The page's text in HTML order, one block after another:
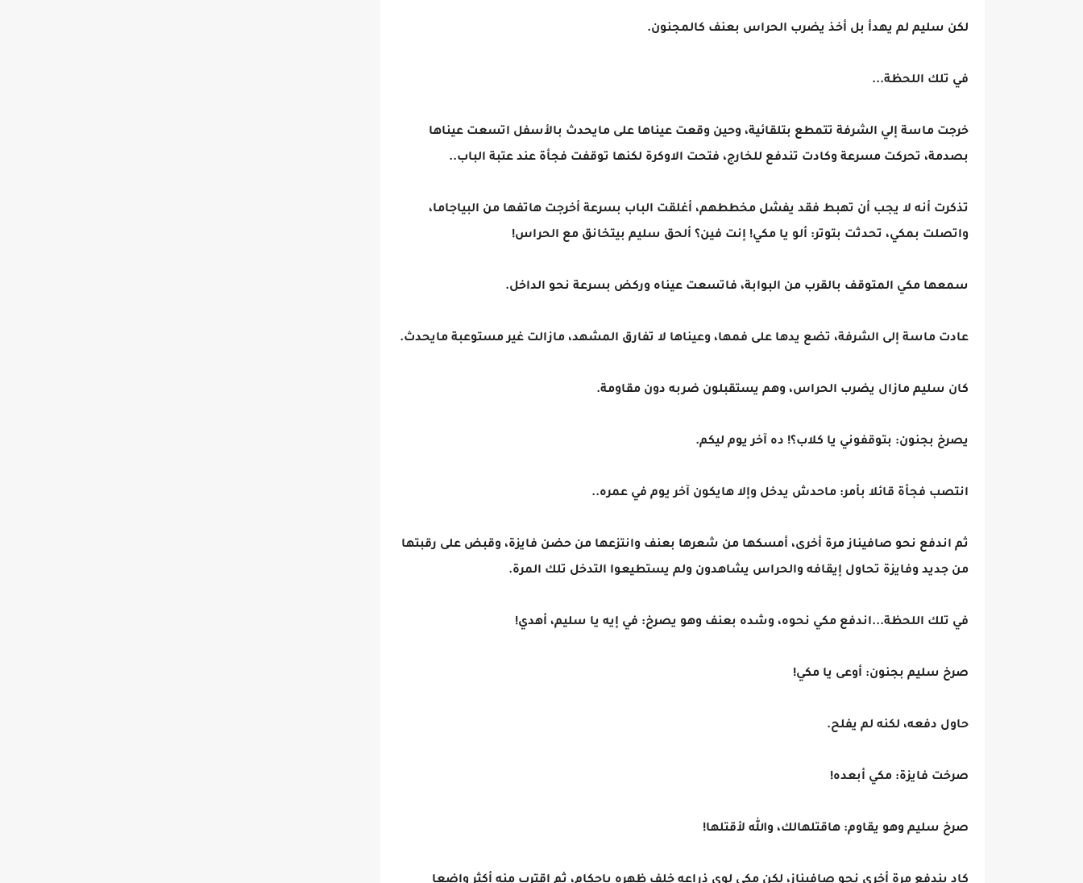
لكن سليم لم يهدأ بل أخذ يضرب الحراس بعنف كالمجنون.
في تلك اللحظة...
خرجت ماسة إلي الشرفة تتمطع بتلقائية، وحين وقعت عيناها على مايحدث بالأسفل اتسعت عيناها
بصدمة، تحركت مسرعة وكادت تندفع للخارج، فتحت الاوكرة لكنها توقفت فجأة عند عتبة الباب..
تذكرت أنه لا يجب أن تهبط فقد يفشل مخططهم، أغلقت الباب بسرعة أخرجت هاتفها من البياجاما،
واتصلت بمكي، تحدثت بتوتر: ألو يا مكي! إنت فين؟ ألحق سليم بيتخانق مع الحراس!
سمعها مكي المتوقف بالقرب من البوابة، فاتسعت عيناه وركض بسرعة نحو الداخل.
عادت ماسة إلى الشرفة، تضع يدها على فمها، وعيناها لا تفارق المشهد، مازالت غير مستوعبة مايحدث.
كان سليم مازال يضرب الحراس، وهم يستقبلون ضربه دون مقاومة.
يصرخ بجنون: بتوقفوني يا كلاب؟! ده آخر يوم ليكم.
انتصب فجأة قائلا بأمر: ماحدش يدخل وإلا هايكون آخر يوم في عمره..
ثم اندفع نحو صافيناز مرة أخرى، أمسكها من شعرها بعنف وانتزعها من حضن فايزة، وقبض على رقبتها
من جديد وفايزة تحاول إيقافه والحراس يشاهدون ولم يستطيعوا التدخل تلك المرة.
في تلك اللحظة...اندفع مكي نحوه، وشده بعنف وهو يصرخ: في إيه يا سليم، أهدي!
صرخ سليم بجنون: أوعى يا مكي!
حاول دفعه، لكنه لم يفلح.
صرخت فايزة: مكي أبعده!
صرخ سليم وهو يقاوم: هاقتلهالك، والله لأقتلها!